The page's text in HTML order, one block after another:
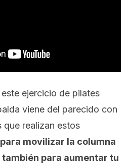
ejercicio de pilates
viene del parecido con
que realizan estos
movilizar la columna
para aumentar tu